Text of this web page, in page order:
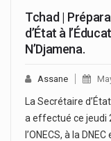
Tchad |
d’État à
N’Djamena.
Assane
La Secrétaire
a effectué ce jeudi
l’ONECS, à la DNEC